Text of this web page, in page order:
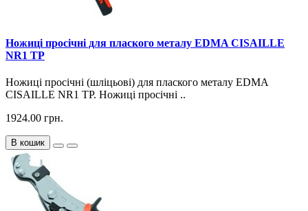
Ножиці просічні для плаского металу EDMA CISAILLE
NR1 TP
Ножиці просічні (шліцьові) для плаского металу EDMA
CISAILLE NR1 TP. Ножиці просічні ..
1924.00 грн.
В кошик